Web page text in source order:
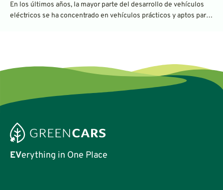
En los últimos años, la mayor parte del desarrollo de vehículos
eléctricos se ha concentrado en vehículos prácticos y aptos para
EVerything in One Place